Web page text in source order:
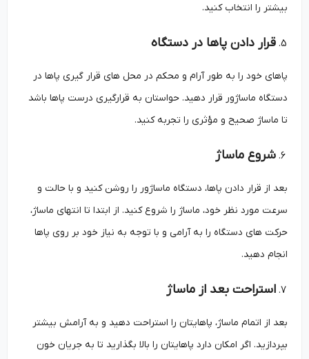
بیشتر را انتخاب کنید.
قرار دادن پاها در دستگاه
پاهای خود را به طور آرام و محکم در محل ‌های قرار گیری پاها در
دستگاه ماساژور قرار دهید. حواستان به قرارگیری درست پاها باشد
تا ماساژ صحیح و مؤثری را تجربه کنید.
شروع ماساژ
بعد از قرار دادن پاها، دستگاه ماساژور را روشن کنید و با حالت و
سرعت مورد نظر خود، ماساژ را شروع کنید. از ابتدا تا انتهای ماساژ،
حرکت ‌های دستگاه را به آرامی و با توجه به نیاز خود بر روی پاها
انجام دهید.
استراحت بعد از ماساژ
بعد از اتمام ماساژ، پاهایتان را استراحت دهید و به آرامش بیشتر
بپردازید. اگر امکان دارد پاهایتان را بالا بگذارید تا به جریان خون